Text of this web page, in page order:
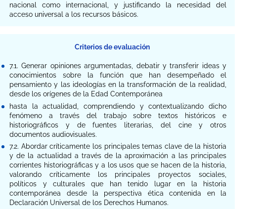
nacional como internacional, y justificando la necesidad del
acceso universal a los recursos básicos.
Criterios de evaluación
7.1. Generar opiniones argumentadas, debatir y transferir ideas y
conocimientos sobre la función que han desempeñado el
pensamiento y las ideologías en la transformación de la realidad,
desde los orígenes de la Edad Contemporánea
hasta la actualidad, comprendiendo y contextualizando dicho
fenómeno a través del trabajo sobre textos históricos e
historiográficos y de fuentes literarias, del cine y otros
documentos audiovisuales.
7.2. Abordar críticamente los principales temas clave de la historia
y de la actualidad a través de la aproximación a las principales
corrientes historiográficas y a los usos que se hacen de la historia,
valorando críticamente los principales proyectos sociales,
políticos y culturales que han tenido lugar en la historia
contemporánea desde la perspectiva ética contenida en la
Declaración Universal de los Derechos Humanos.